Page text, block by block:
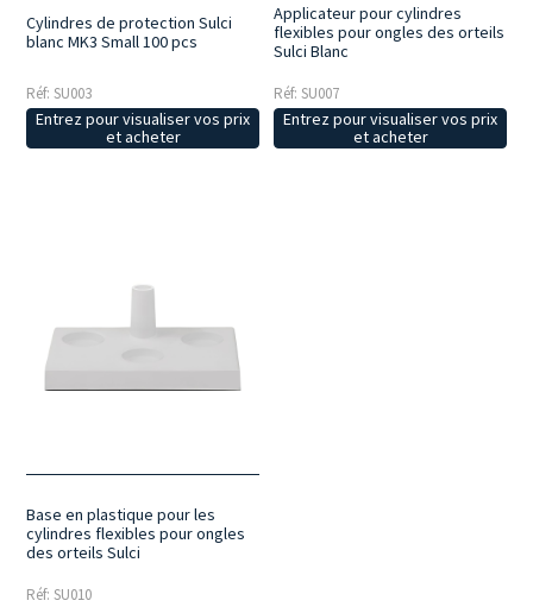
Cylindres de protection Sulci
blanc MK3 Small 100 pcs
Réf: SU003
Entrez pour visualiser vos prix
et acheter
Applicateur pour cylindres
flexibles pour ongles des orteils
Sulci Blanc
Réf: SU007
Entrez pour visualiser vos prix
et acheter
Base en plastique pour les
cylindres flexibles pour ongles
des orteils Sulci
Réf: SU010